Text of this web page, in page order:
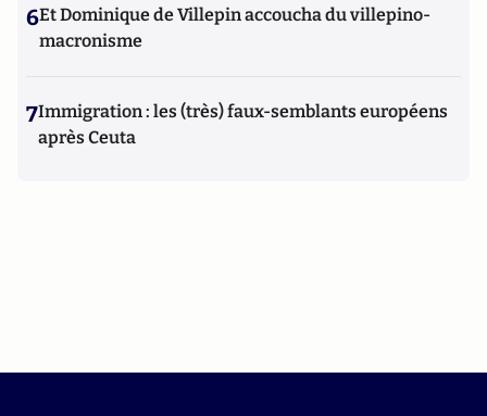
6Et Dominique de Villepin accoucha du villepino-
macronisme
7Immigration : les (très) faux-semblants européens
après Ceuta